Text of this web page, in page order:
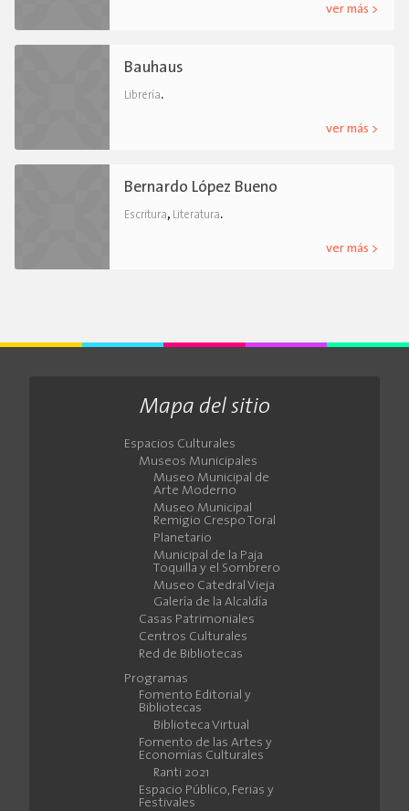
ver más >
Bauhaus
Librería.
ver más >
Bernardo López Bueno
Escritura, Literatura.
ver más >
Mapa del sitio
Espacios Culturales
Museos Municipales
Museo Municipal de
Arte Moderno
Museo Municipal
Remigio Crespo Toral
Planetario
Municipal de la Paja
Toquilla y el Sombrero
Museo Catedral Vieja
Galería de la Alcaldía
Casas Patrimoniales
Centros Culturales
Red de Bibliotecas
Programas
Fomento Editorial y
Bibliotecas
Biblioteca Virtual
Fomento de las Artes y
Economías Culturales
Ranti 2021
Espacio Público, Ferias y
Festivales